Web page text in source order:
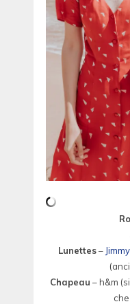
Lunettes–
Chapeau – h&m